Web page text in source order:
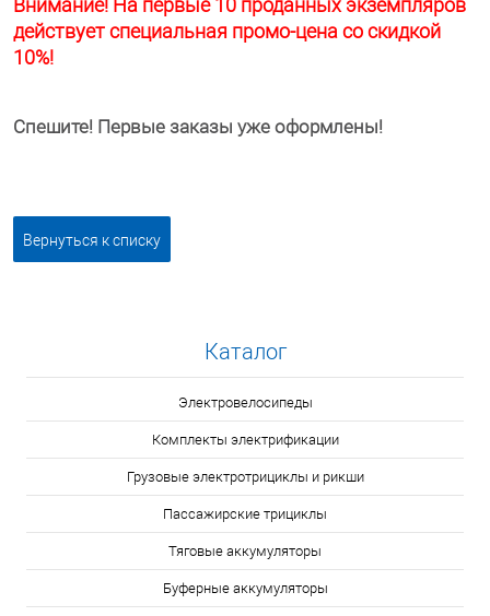
Внимание! На первые 10 проданных экземпляров
действует специальная промо-цена со скидкой
10%!
Спешите! Первые заказы уже оформлены!
Вернуться к списку
Каталог
Электровелосипеды
Комплекты электрификации
Грузовые электротрициклы и рикши
Пассажирские трициклы
Тяговые аккумуляторы
Буферные аккумуляторы